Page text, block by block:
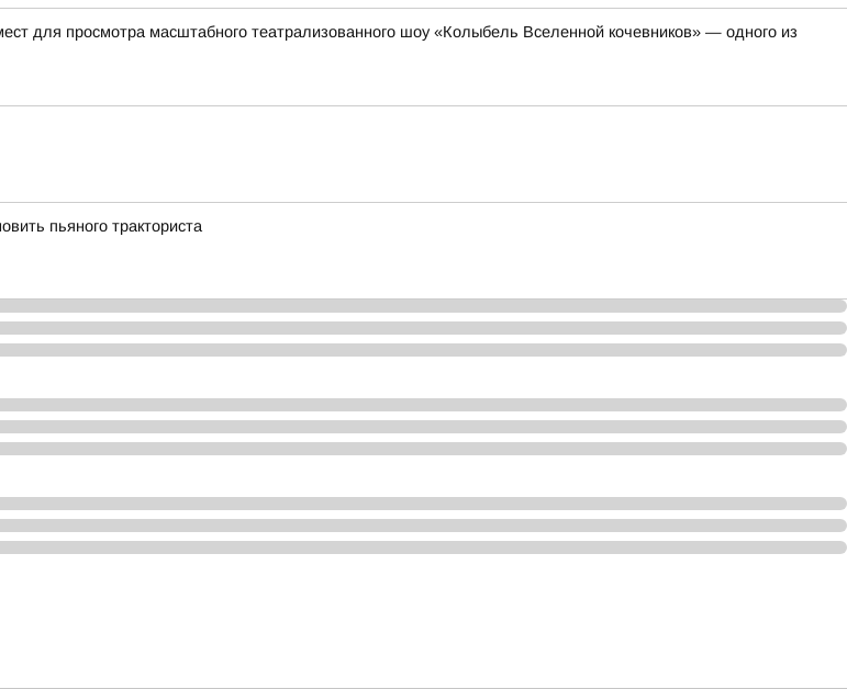
для просмотра масштабного театрализованного шоу «Колыбель Вселенной кочевников» — одного из
пьяного тракториста